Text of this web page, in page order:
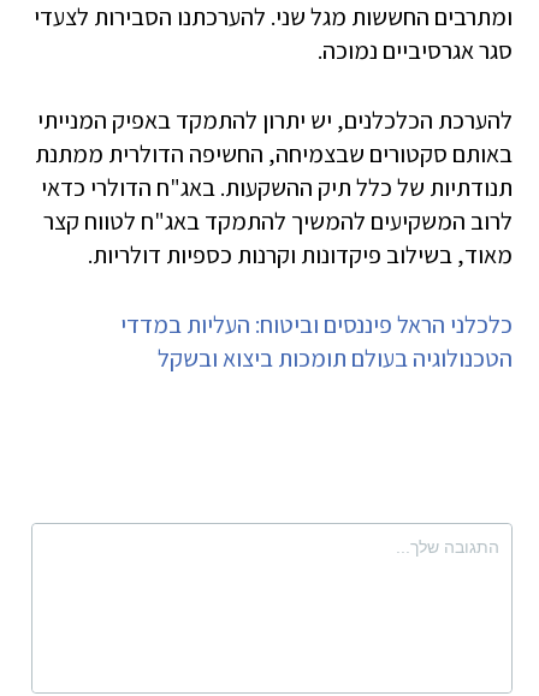
ומתרבים החששות מגל שני. להערכתנו הסבירות לצעדי
סגר אגרסיביים נמוכה.
להערכת הכלכלנים, יש יתרון להתמקד באפיק המנייתי
באותם סקטורים שבצמיחה, החשיפה הדולרית ממתנת
תנודתיות של כלל תיק ההשקעות. באג"ח הדולרי כדאי
לרוב המשקיעים להמשיך להתמקד באג"ח לטווח קצר
מאוד, בשילוב פיקדונות וקרנות כספיות דולריות.
כלכלני הראל פיננסים וביטוח: העליות במדדי
הטכנולוגיה בעולם תומכות ביצוא ובשקל